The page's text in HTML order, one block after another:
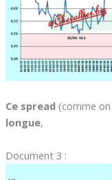
Ce spread (comme
longue,
Document 3 :